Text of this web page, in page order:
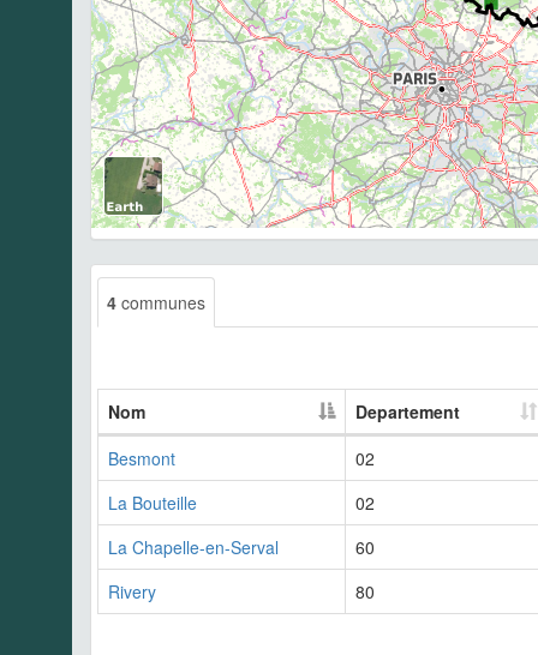
4 communes
Nom
Departement
Besmont
02
La Bouteille
02
La Chapelle-en-Serval
60
Rivery
80